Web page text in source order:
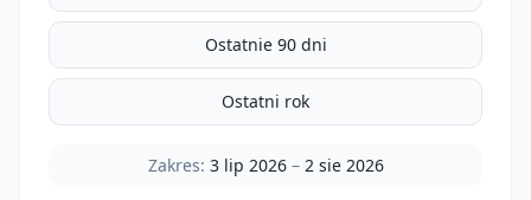
Ostatnie 90 dni
Ostatni rok
Zakres: 3 lip 2026– 2 sie 2026